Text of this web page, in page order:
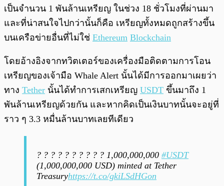
เป็นจำนวน 1 พันล้านเหรียญ ในช่วง 18 ชั่วโมงที่ผ่านมา
และที่น่าสนใจไปกว่านั้นก็คือ เหรียญทั้งหมดถูกสร้างขึ้น
บนเครือข่ายอื่นที่ไม่ใช่ Ethereum Blockchain
โดยอ้างอิงจากทวิตเตอร์ของเครื่องมือติดตามการโอน
เหรียญของเจ้ามือ Whale Alert นั้นได้มีการออกมาเผยว่า
ทาง Tether นั้นได้ทำการเสกเหรียญ USDT ขึ้นมาถึง 1
พันล้านเหรียญด้วยกัน และหากคิดเป็นเงินบาทนั้นจะอยู่ที่
ราว ๆ 3.3 หมื่นล้านบาทเลยทีเดียว
? ? ? ? ? ? ? ? ? ? 1,000,000,000 #USDT
(1,000,000,000 USD) minted at Tether
Treasuryhttps://t.co/gkiLSdHGon